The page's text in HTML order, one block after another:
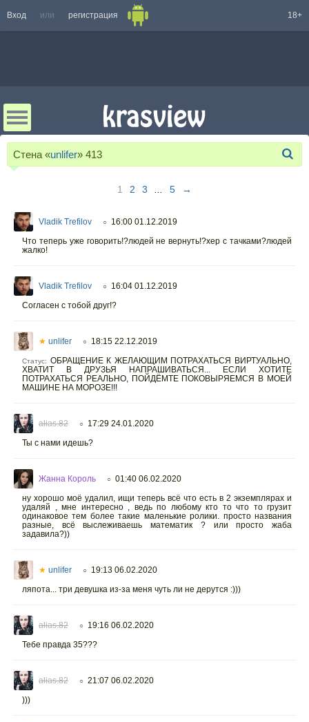
Вход или регистрация 18+
Стена «unlifer» 413
1 2 3 5 →
Vladik Trefilov ○ 16:00 01.12.2019
Что теперь уже говорить!?людей не вернуть!?хер с тачками?людей
жалко!
Vladik Trefilov ○ 16:04 01.12.2019
Согласен с тобой друг!?
★ unlifer ○ 18:15 22.12.2019
Статус: ОБРАЩЕНИЕ К ЖЕЛАЮЩИМ ПОТРАХАТЬСЯ ВИРТУАЛЬНО,
ХВАТИТ В ДРУЗЬЯ НАПРАШИВАТЬСЯ... ЕСЛИ ХОТИТЕ
ПОТРАХАТЬСЯ РЕАЛЬНО, ПОЙДЁМТЕ ПОКОВЫРЯЕМСЯ В МОЕЙ
МАШИНЕ НА МОРОЗЕ!!!
alias.82 ○ 17:29 24.01.2020
Ты с нами идешь?
Жанна Король ○ 01:40 06.02.2020
ну хорошо моё удалил, ищи теперь всё что есть в 2 экземплярах и
удаляй , мне интересно , ведь по любому кто то что то грузит
одинаковое тем более такие маленькие ролики. просто названия
разные, всё выслеживаешь математик ? или просто жаба
задавила?))
★ unlifer ○ 19:13 06.02.2020
ляпота... три девушка из-за меня чуть ли не дерутся :)))
alias.82 ○ 19:16 06.02.2020
Тебе правда 35???
alias.82 ○ 21:07 06.02.2020
)))